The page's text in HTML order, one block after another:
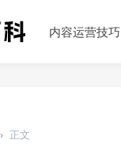
内容运营技巧
› 正文